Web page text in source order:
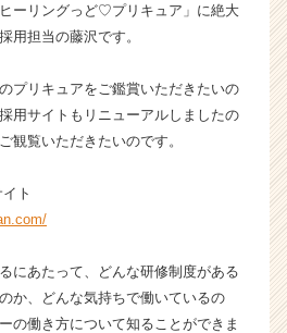
ーリングっど♡プリキュア」に絶大
用担当の藤沢です。
プリキュアをご鑑賞いただきたいの
用サイトもリニューアルしましたの
観覧いただきたいのです。
ト
にあたって、どんな研修制度がある
か、どんな気持ちで働いているの
の働き方について知ることができま